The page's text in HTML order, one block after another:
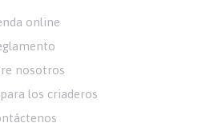
online
nosotros
los criaderos